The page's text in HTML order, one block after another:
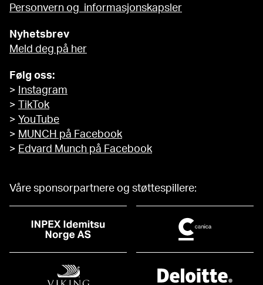
Personvern og informasjonskapsler
Nyhetsbrev
Meld deg på her
Følg oss:
>
Instagram
>
TikTok
> YouTube
> MUNCH på Facebook
> Edvard Munch på Facebook
Våre sponsorpartnere og støttespillere: